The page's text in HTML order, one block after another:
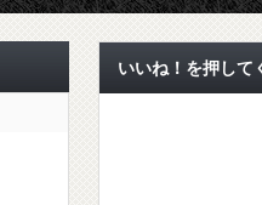
皮膚炎にも対策を！
いいね！を押して